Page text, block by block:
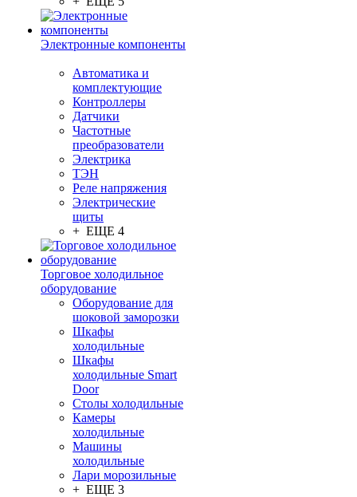
Электронные компоненты
Автоматика и
комплектующие
Контроллеры
Датчики
Частотные
преобразователи
Электрика
ТЭН
Реле напряжения
Электрические
щиты
+ ЕЩЕ 4
Торговое холодильное
оборудование
Оборудование для
шоковой заморозки
Шкафы
холодильные
Шкафы
холодильные Smart
Door
Столы холодильные
Камеры
холодильные
Машины
холодильные
Лари морозильные
+ ЕЩЕ 3